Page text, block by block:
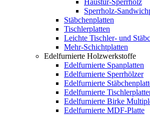
Sperrholz-
Stäbchenplatten
Tischlerplatten
Leichte Tischler- und
Mehr-Schichtplatten
Edelfurnierte Holzwerkstoffe
Edelfurnierte Spanplatten
Edelfurnierte Sperrhölzer
Edelfurnierte
Edelfurnierte
Edelfurnierte Birke
Edelfurnierte MDF-Platte